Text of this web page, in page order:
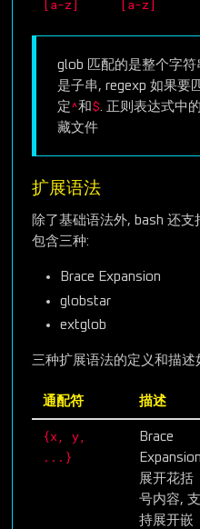
[a-z] [a-z]
glob 匹配的是整个字
是子串, regexp 如果要
定^和$ . 正则表达式中的
藏文件
扩展语法
除了基础语法外, bash 还
包含三种:
Brace Expansion
globstar
extglob
三种扩展语法的定义和描述
通配符 描述
{x, y,
...}
Brace
展开花括
号内容, 支
持展开嵌